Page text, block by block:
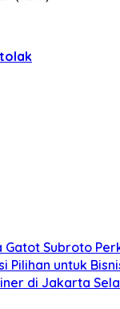
tolak
Subroto
Pilihan untuk
di Jakarta